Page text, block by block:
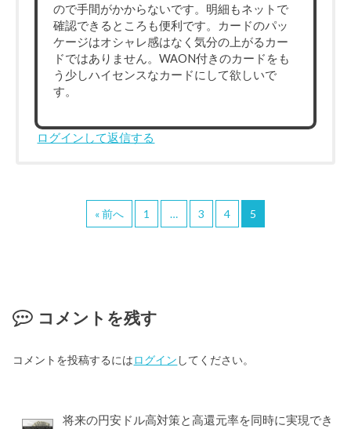
ので手間がかからないです。明細もネットで
確認できるところも便利です。カードのパッ
ケージはオシャレ感はなく気分の上がるカー
ドではありません。WAON付きのカードをも
う少しハイセンスなカードにして欲しいで
す。
ログインして返信する
« 前へ 1 … 3 4 5
コメントを残す
コメントを投稿するにはログイン してください。
将来の円安ドル高対策と高還元率を同時に実現でき